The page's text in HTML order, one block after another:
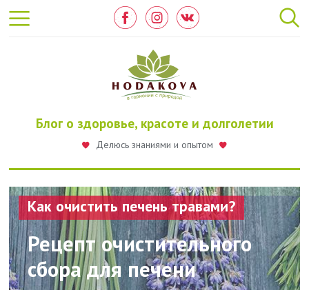
Блог о здоровье, красоте и долголетии
Делюсь знаниями и опытом
Как очистить печень травами?
Рецепт очистительного
сбора для печени